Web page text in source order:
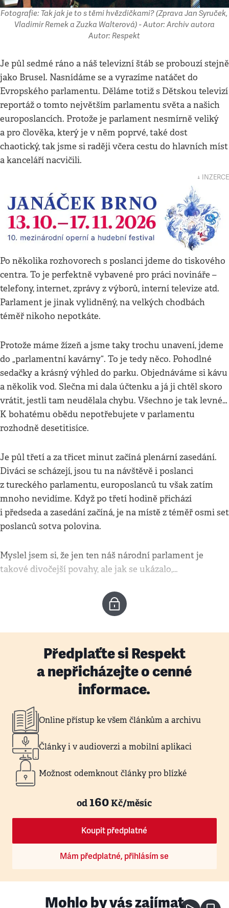
Fotografie: Tak jak je to s těmi hvězdičkami? (Zprava Jan Syruček,
Vladimir Remek a Zuzka Walterová) - Autor: Archiv autora
Autor: Respekt
Je půl sedmé ráno a náš televizní štáb se probouzí stejně
jako Brusel. Nasnídáme se a vyrazíme natáčet do
Evropského parlamentu. Děláme totiž s Dětskou televizí
reportáž o tomto největším parlamentu světa a našich
europoslancích. Protože je parlament nesmírně veliký
a pro člověka, který je v něm poprvé, také dost
chaotický, tak jsme si raději včera cestu do hlavních míst
a kanceláří nacvičili.
↓ INZERCE
Po několika rozhovorech s poslanci jdeme do tiskového
centra. To je perfektně vybavené pro práci novináře –
telefony, internet, zprávy z výborů, interní televize atd.
Parlament je jinak vylidněný, na velkých chodbách
téměř nikoho nepotkáte.
Protože máme žízeň a jsme taky trochu unavení, jdeme
do „parlamentní kavárny“. To je tedy něco. Pohodlné
sedačky a krásný výhled do parku. Objednáváme si kávu
a několik vod. Slečna mi dala účtenku a já ji chtěl skoro
vrátit, jestli tam neudělala chybu. Všechno je tak levné…
K bohatému obědu nepotřebujete v parlamentu
rozhodně desetitisíce.
Je půl třetí a za třicet minut začíná plenární zasedání.
Diváci se scházejí, jsou tu na návštěvě i poslanci
z tureckého parlamentu, europoslanců tu však zatím
mnoho nevidíme. Když po třetí hodině přichází
i předseda a zasedání začíná, je na místě z téměř osmi set
poslanců sotva polovina.
Myslel jsem si, že jen ten náš národní parlament je
takové divočejší povahy, ale jak se ukázalo,…
Předplaťte si Respekt
a nepřicházejte o cenné
informace.
Online přístup ke všem článkům a archivu
Články i v audioverzi a mobilní aplikaci
Možnost odemknout články pro blízké
od160Kč/měsíc
Koupit předplatné
Mám předplatné, přihlásím se
Mohlo by vás zajímat